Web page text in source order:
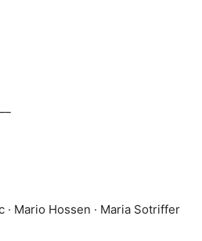
· Mario Hossen · Maria Sotriffer